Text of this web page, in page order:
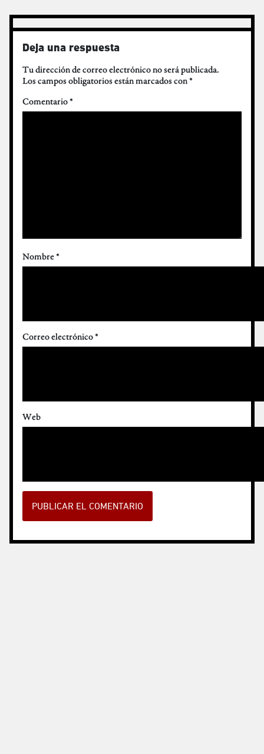
Deja una respuesta
Tu dirección de correo electrónico no será publicada.
Los campos obligatorios están marcados con*
Comentario*
Nombre*
Correo electrónico*
Web